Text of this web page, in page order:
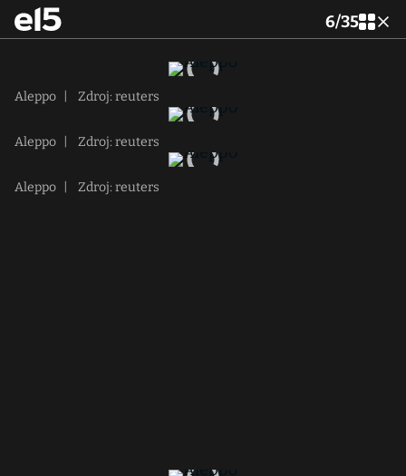
6/35
Aleppo Zdroj: reuters
Aleppo Zdroj: reuters
Aleppo Zdroj: reuters